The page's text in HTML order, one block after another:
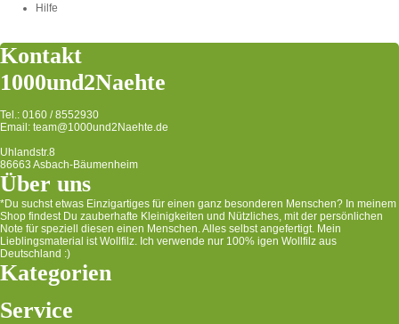
Hilfe
Kontakt
1000und2Naehte
Tel.: 0160 / 8552930
Email: team@1000und2Naehte.de
Uhlandstr.8
86663 Asbach-Bäumenheim
Über uns
*Du suchst etwas Einzigartiges für einen ganz besonderen Menschen? In meinem
Shop findest Du zauberhafte Kleinigkeiten und Nützliches, mit der persönlichen
Note für speziell diesen einen Menschen. Alles selbst angefertigt. Mein
Lieblingsmaterial ist Wollfilz. Ich verwende nur 100% igen Wollfilz aus
Deutschland :)
Kategorien
Service